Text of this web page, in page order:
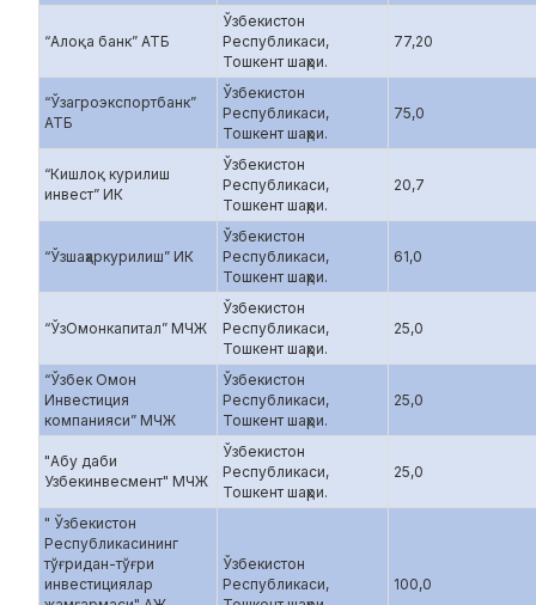
“Алоқа банк” АТБ
Ўзбекистон
Республикаси,
Тошкент шаҳри.
77,20
“Ўзагроэкспортбанк”
АТБ
Ўзбекистон
Республикаси,
Тошкент шаҳри.
75,0
“Кишлоқ курилиш
инвест” ИК
Ўзбекистон
Республикаси,
Тошкент шаҳри.
20,7
“Ўзшаҳаркурилиш” ИК
Ўзбекистон
Республикаси,
Тошкент шаҳри.
61,0
“ЎзОмонкапитал” МЧЖ
Ўзбекистон
Республикаси,
Тошкент шаҳри.
25,0
“Ўзбек Омон
Инвестиция
компанияси” МЧЖ
Ўзбекистон
Республикаси,
Тошкент шаҳри.
25,0
"Абу даби
Узбекинвесмент" МЧЖ
Ўзбекистон
Республикаси,
Тошкент шаҳри.
25,0
" Ўзбекистон
Республикасининг
тўғридан-тўғри
инвестициялар
Ўзбекистон
Республикаси,
100,0